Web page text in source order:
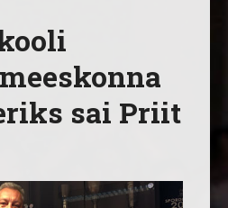
sai Priit